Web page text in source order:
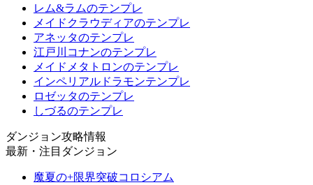
レム&ラムのテンプレ
メイドクラウディアのテンプレ
アネッタのテンプレ
江戸川コナンのテンプレ
メイドメタトロンのテンプレ
インペリアルドラモンテンプレ
ロゼッタのテンプレ
しづるのテンプレ
ダンジョン攻略情報
最新・注目ダンジョン
魔夏の+限界突破コロシアム